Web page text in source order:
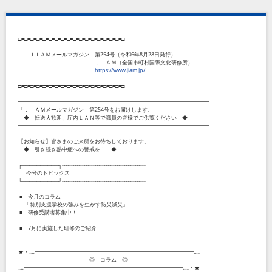
□■□■□■□■□■□■□■□■□■□■□■□■□■□■□■□■□■□
ＪＩＡＭメールマガジン 第254号（令和6年8月28日発行）
ＪＩＡＭ（全国市町村国際文化研修所）
https://www.jiam.jp/
□■□■□■□■□■□■□■□■□■□■□■□■□■□■□■□■□■□
━━━━━━━━━━━━━━━━━━━━━━━━━━━━━━━━━━━
「ＪＩＡＭメールマガジン」第254号をお届けします。
◆ 転送大歓迎、庁内ＬＡＮ等で職員の皆様でご供覧ください ◆
━━━━━━━━━━━━━━━━━━━━━━━━━━━━━━━━━━━
【お知らせ】皆さまのご来所をお待ちしております。
◆ 引き続き熱中症への警戒を！ ◆
┌──────────┐----------------------------------------------
今号のトピックス
└──────────┘----------------------------------------------
■ 今月のコラム
「特別支援学校の強みを生かす防災減災」
■ 研修受講者募集中！
■ 7月に実施した研修のご紹介
★・‥...━━━━━━━━━━━━━━━━━━━━━━━━━━━━━...‥
◎ コラム ◎
‥...━━━━━━━━━━━━━━━━━━━━━━━━━━━━━...‥・★